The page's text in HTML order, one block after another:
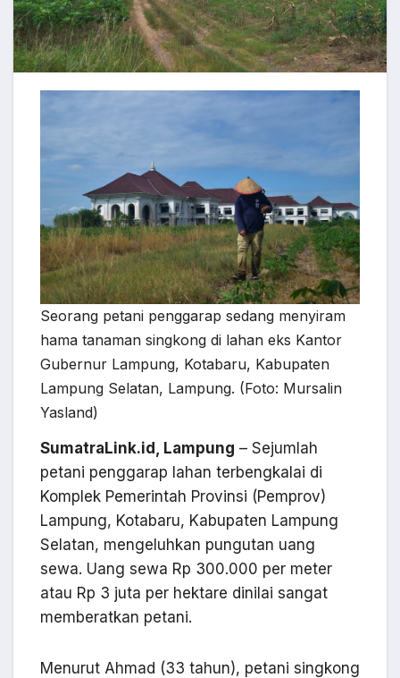
Seorang petani penggarap sedang menyiram
hama tanaman singkong di lahan eks Kantor
Gubernur Lampung, Kotabaru, Kabupaten
Lampung Selatan, Lampung. (Foto: Mursalin
Yasland)
SumatraLink.id, Lampung – Sejumlah
petani penggarap lahan terbengkalai di
Komplek Pemerintah Provinsi (Pemprov)
Lampung, Kotabaru, Kabupaten Lampung
Selatan, mengeluhkan pungutan uang
sewa. Uang sewa Rp 300.000 per meter
atau Rp 3 juta per hektare dinilai sangat
memberatkan petani.
Menurut Ahmad (33 tahun), petani singkong